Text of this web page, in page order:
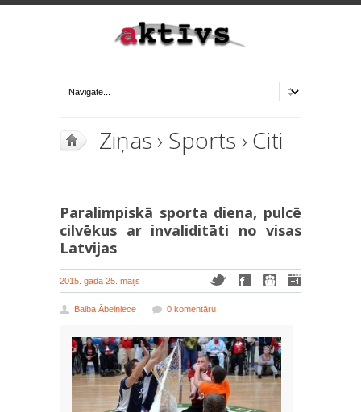
Ziņas› Sports › Citi
Paralimpiskā sporta diena, pulcē
cilvēkus ar invaliditāti no visas
Latvijas
2015. gada 25. maijs
Baiba Ābelniece 0 komentāru